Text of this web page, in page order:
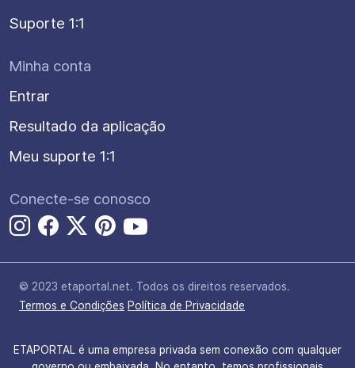
Suporte 1:1
Minha conta
Entrar
Resultado da aplicação
Meu suporte 1:1
Conecte-se conosco
© 2023 etaportal.net. Todos os direitos reservados.
Termos e Condições Política de Privacidade
ETAPORTAL é uma empresa privada sem conexão com qualquer